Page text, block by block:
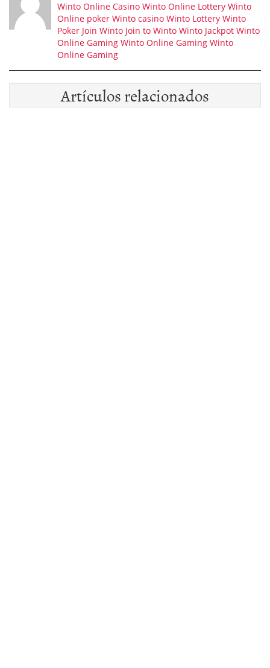
Winto Online Casino Winto Online Lottery Winto
Online poker Winto casino Winto Lottery Winto
Poker Join Winto Join to Winto Winto Jackpot Winto
Online Gaming Winto Online Gaming Winto
Online Gaming
Artículos relacionados